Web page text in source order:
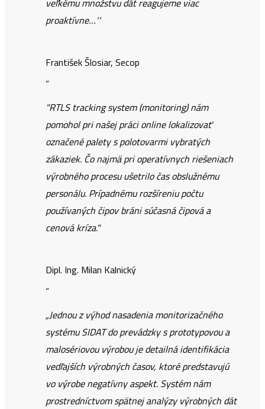
veľkému množstvu dát reagujeme viac
proaktívne…‘‘
František Šlosiar, Secop
“
"RTLS tracking system (monitoring) nám
pomohol pri našej práci online lokalizovať
označené palety s polotovarmi vybratých
zákaziek. Čo najmä pri operatívnych riešeniach
výrobného procesu ušetrilo čas obslužnému
personálu. Prípadnému rozšíreniu počtu
používaných čipov bráni súčasná čipová a
cenová kríza."
Dipl. Ing. Milan Kalnický
“
„Jednou z výhod nasadenia monitorizačného
systému SIDAT do prevádzky s prototypovou a
malosériovou výrobou je detailná identifikácia
vedľajších výrobných časov, ktoré predstavujú
vo výrobe negatívny aspekt. Systém nám
prostredníctvom spätnej analýzy výrobných dát